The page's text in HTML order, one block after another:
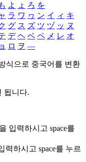
も よ ょ ろ を
ラ ワ ヮ ン イ ィ キ
グ ス ズ ツ ヅ ッ ヌ
デ ヘ ベ ペ メ レ オ
ョ ロ ヲ ―
식으로 중국어를 변환
됩니다.
을 입력하시고 space를
력하시고 space를 누르